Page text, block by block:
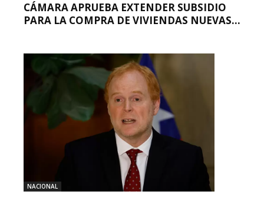
CÁMARA APRUEBA EXTENDER SUBSIDIO
PARA LA COMPRA DE VIVIENDAS NUEVAS...
NACIONAL